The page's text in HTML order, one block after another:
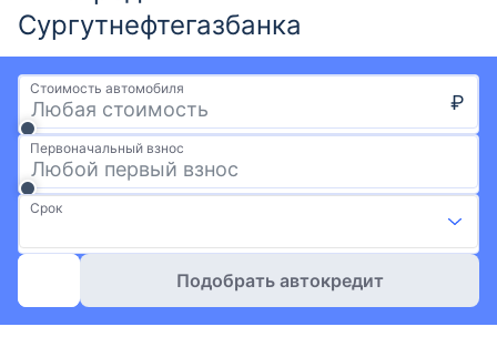
Сургутнефтегазбанка​
Стоимость автомобиля
₽
Первоначальный взнос
Срок
Подобрать автокредит